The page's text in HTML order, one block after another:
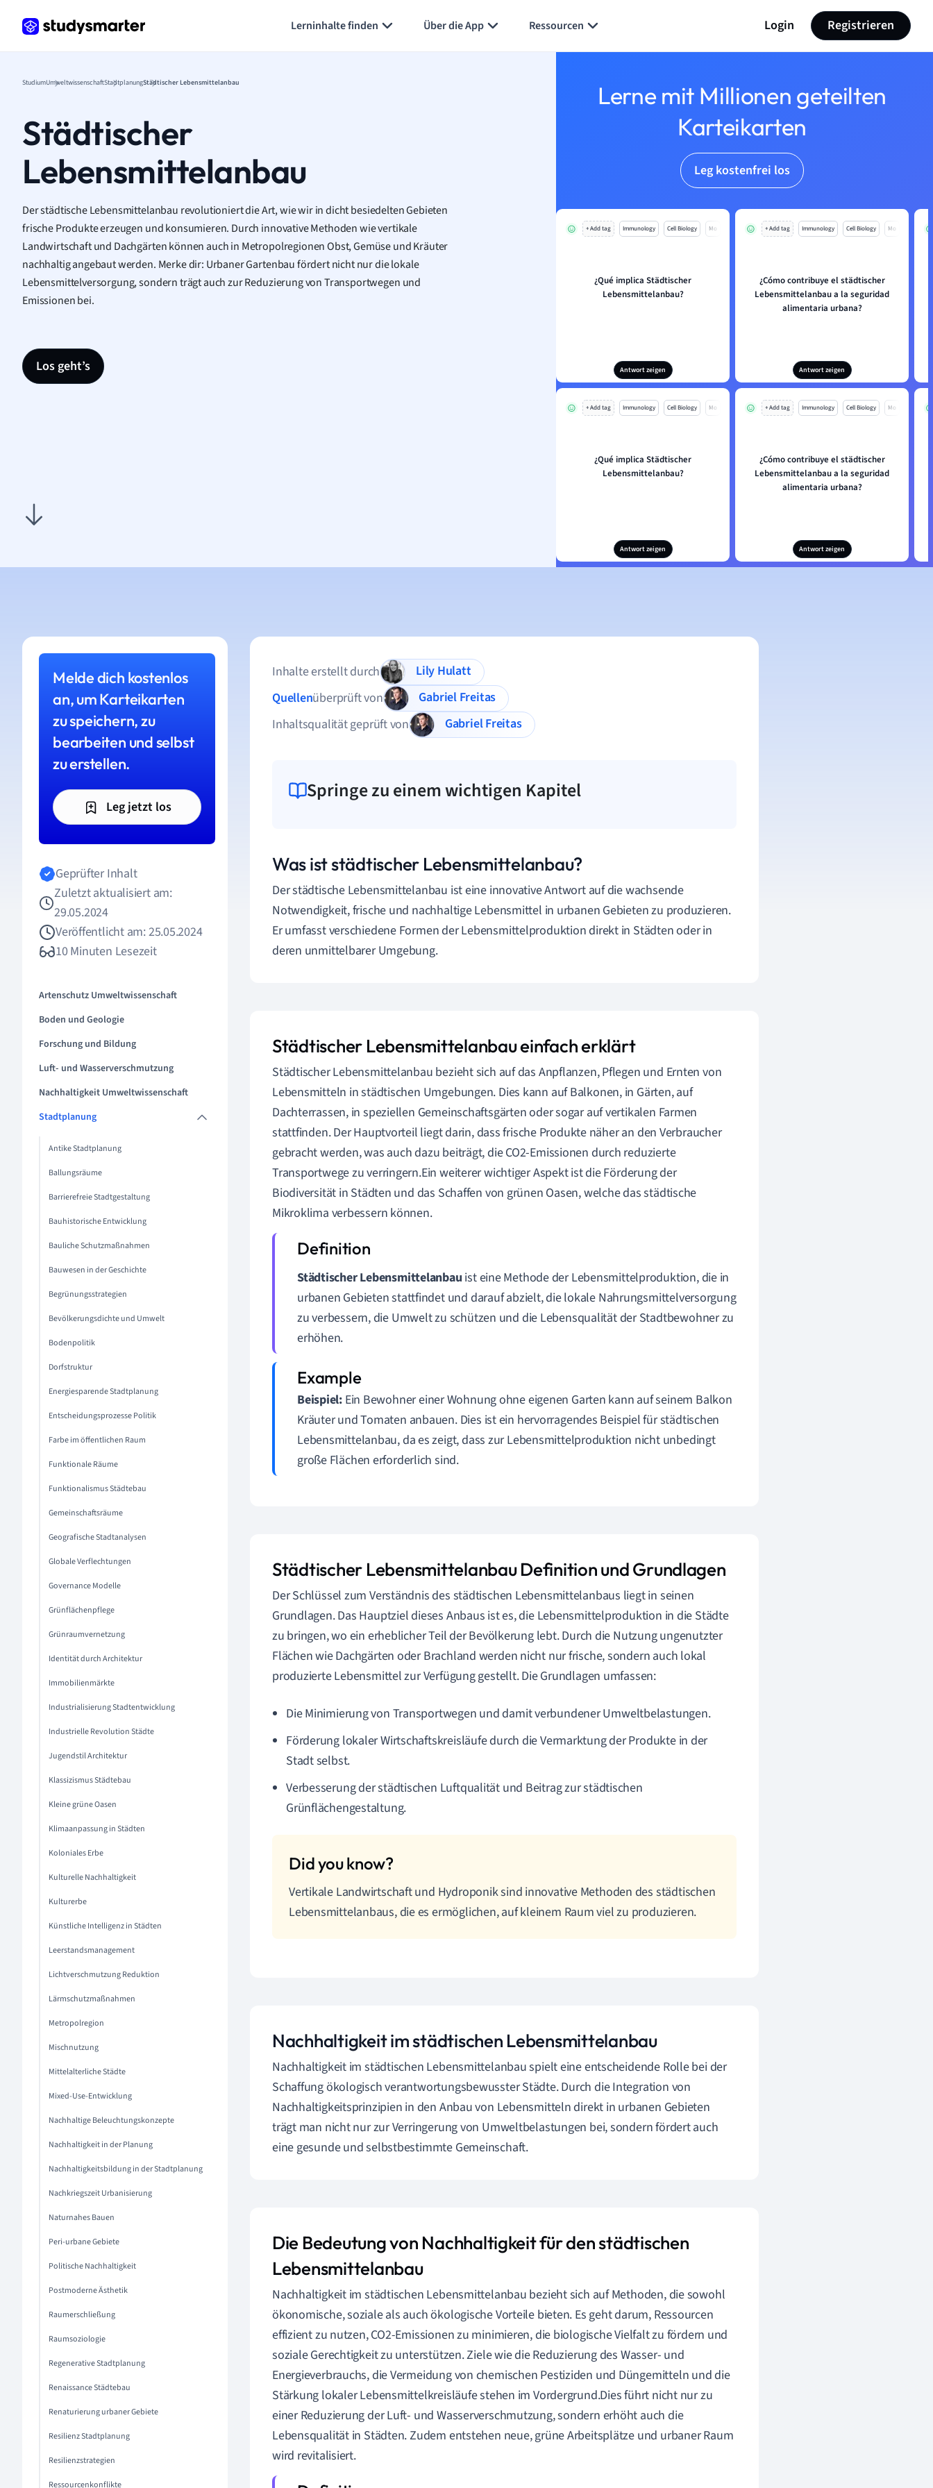
Lerninhalte finden Über die App Ressourcen Login Registrieren
StudiumUmweltwissenschaftStadtplanungStädtischer Lebensmittelanbau
Städtischer
Lebensmittelanbau
Der städtische Lebensmittelanbau revolutioniert die Art, wie wir in dicht besiedelten Gebieten
frische Produkte erzeugen und konsumieren. Durch innovative Methoden wie vertikale
Landwirtschaft und Dachgärten können auch in Metropolregionen Obst, Gemüse und Kräuter
nachhaltig angebaut werden. Merke dir: Urbaner Gartenbau fördert nicht nur die lokale
Lebensmittelversorgung, sondern trägt auch zur Reduzierung von Transportwegen und
Emissionen bei.
Los geht’s
Lerne mit Millionen geteilten
Karteikarten
Leg kostenfrei los
+ Add tag Immunology Cell Biology Mo
¿Qué implica Städtischer
Lebensmittelanbau?
Antwort zeigen
+ Add tag Immunology Cell Biology Mo
¿Cómo contribuye el städtischer
Lebensmittelanbau a la seguridad
alimentaria urbana?
Antwort zeigen
+ Add tag Immunology Cell Biology Mo
¿Qué implica Städtischer
Lebensmittelanbau?
Antwort zeigen
+ Add tag Immunology Cell Biology Mo
¿Cómo contribuye el städtischer
Lebensmittelanbau a la seguridad
alimentaria urbana?
Antwort zeigen
Melde dich kostenlos
an, um Karteikarten
zu speichern, zu
bearbeiten und selbst
zu erstellen.
Leg jetzt los
Geprüfter Inhalt
Zuletzt aktualisiert am:
29.05.2024
Veröffentlicht am: 25.05.2024
10 Minuten Lesezeit
Artenschutz Umweltwissenschaft
Boden und Geologie
Forschung und Bildung
Luft- und Wasserverschmutzung
Nachhaltigkeit Umweltwissenschaft
Stadtplanung
Antike Stadtplanung
Ballungsräume
Barrierefreie Stadtgestaltung
Bauhistorische Entwicklung
Bauliche Schutzmaßnahmen
Bauwesen in der Geschichte
Begrünungsstrategien
Bevölkerungsdichte und Umwelt
Bodenpolitik
Dorfstruktur
Energiesparende Stadtplanung
Entscheidungsprozesse Politik
Farbe im öffentlichen Raum
Funktionale Räume
Funktionalismus Städtebau
Gemeinschaftsräume
Geografische Stadtanalysen
Globale Verflechtungen
Governance Modelle
Grünflächenpflege
Grünraumvernetzung
Identität durch Architektur
Immobilienmärkte
Industrialisierung Stadtentwicklung
Industrielle Revolution Städte
Jugendstil Architektur
Klassizismus Städtebau
Kleine grüne Oasen
Klimaanpassung in Städten
Koloniales Erbe
Kulturelle Nachhaltigkeit
Kulturerbe
Künstliche Intelligenz in Städten
Leerstandsmanagement
Lichtverschmutzung Reduktion
Lärmschutzmaßnahmen
Metropolregion
Mischnutzung
Mittelalterliche Städte
Mixed-Use-Entwicklung
Nachhaltige Beleuchtungskonzepte
Nachhaltigkeit in der Planung
Nachhaltigkeitsbildung in der Stadtplanung
Nachkriegszeit Urbanisierung
Naturnahes Bauen
Peri-urbane Gebiete
Politische Nachhaltigkeit
Postmoderne Ästhetik
Raumerschließung
Raumsoziologie
Regenerative Stadtplanung
Renaissance Städtebau
Renaturierung urbaner Gebiete
Resilienz Stadtplanung
Resilienzstrategien
Ressourcenkonflikte
Inhalte erstellt durch
Lily Hulatt
Quellenüberprüft von
Gabriel Freitas
Inhaltsqualität geprüft von
Gabriel Freitas
Springe zu einem wichtigen Kapitel
Was ist städtischer Lebensmittelanbau?
Der städtische Lebensmittelanbau ist eine innovative Antwort auf die wachsende
Notwendigkeit, frische und nachhaltige Lebensmittel in urbanen Gebieten zu produzieren.
Er umfasst verschiedene Formen der Lebensmittelproduktion direkt in Städten oder in
deren unmittelbarer Umgebung.
Städtischer Lebensmittelanbau einfach erklärt
Städtischer Lebensmittelanbau bezieht sich auf das Anpflanzen, Pflegen und Ernten von
Lebensmitteln in städtischen Umgebungen. Dies kann auf Balkonen, in Gärten, auf
Dachterrassen, in speziellen Gemeinschaftsgärten oder sogar auf vertikalen Farmen
stattfinden. Der Hauptvorteil liegt darin, dass frische Produkte näher an den Verbraucher
gebracht werden, was auch dazu beiträgt, die CO2-Emissionen durch reduzierte
Transportwege zu verringern.Ein weiterer wichtiger Aspekt ist die Förderung der
Biodiversität in Städten und das Schaffen von grünen Oasen, welche das städtische
Mikroklima verbessern können.
Städtischer Lebensmittelanbau ist eine Methode der Lebensmittelproduktion, die in
urbanen Gebieten stattfindet und darauf abzielt, die lokale Nahrungsmittelversorgung
zu verbessern, die Umwelt zu schützen und die Lebensqualität der Stadtbewohner zu
erhöhen.
Beispiel: Ein Bewohner einer Wohnung ohne eigenen Garten kann auf seinem Balkon
Kräuter und Tomaten anbauen. Dies ist ein hervorragendes Beispiel für städtischen
Lebensmittelanbau, da es zeigt, dass zur Lebensmittelproduktion nicht unbedingt
große Flächen erforderlich sind.
Städtischer Lebensmittelanbau Definition und Grundlagen
Der Schlüssel zum Verständnis des städtischen Lebensmittelanbaus liegt in seinen
Grundlagen. Das Hauptziel dieses Anbaus ist es, die Lebensmittelproduktion in die Städte
zu bringen, wo ein erheblicher Teil der Bevölkerung lebt. Durch die Nutzung ungenutzter
Flächen wie Dachgärten oder Brachland werden nicht nur frische, sondern auch lokal
produzierte Lebensmittel zur Verfügung gestellt. Die Grundlagen umfassen:
Die Minimierung von Transportwegen und damit verbundener Umweltbelastungen.
Förderung lokaler Wirtschaftskreisläufe durch die Vermarktung der Produkte in der
Stadt selbst.
Verbesserung der städtischen Luftqualität und Beitrag zur städtischen
Grünflächengestaltung.
Vertikale Landwirtschaft und Hydroponik sind innovative Methoden des städtischen
Lebensmittelanbaus, die es ermöglichen, auf kleinem Raum viel zu produzieren.
Nachhaltigkeit im städtischen Lebensmittelanbau
Nachhaltigkeit im städtischen Lebensmittelanbau spielt eine entscheidende Rolle bei der
Schaffung ökologisch verantwortungsbewusster Städte. Durch die Integration von
Nachhaltigkeitsprinzipien in den Anbau von Lebensmitteln direkt in urbanen Gebieten
trägt man nicht nur zur Verringerung von Umweltbelastungen bei, sondern fördert auch
eine gesunde und selbstbestimmte Gemeinschaft.
Die Bedeutung von Nachhaltigkeit für den städtischen
Lebensmittelanbau
Nachhaltigkeit im städtischen Lebensmittelanbau bezieht sich auf Methoden, die sowohl
ökonomische, soziale als auch ökologische Vorteile bieten. Es geht darum, Ressourcen
effizient zu nutzen, CO2-Emissionen zu minimieren, die biologische Vielfalt zu fördern und
soziale Gerechtigkeit zu unterstützen. Ziele wie die Reduzierung des Wasser- und
Energieverbrauchs, die Vermeidung von chemischen Pestiziden und Düngemitteln und die
Stärkung lokaler Lebensmittelkreisläufe stehen im Vordergrund.Dies führt nicht nur zu
einer Reduzierung der Luft- und Wasserverschmutzung, sondern erhöht auch die
Lebensqualität in Städten. Zudem entstehen neue, grüne Arbeitsplätze und urbaner Raum
wird revitalisiert.